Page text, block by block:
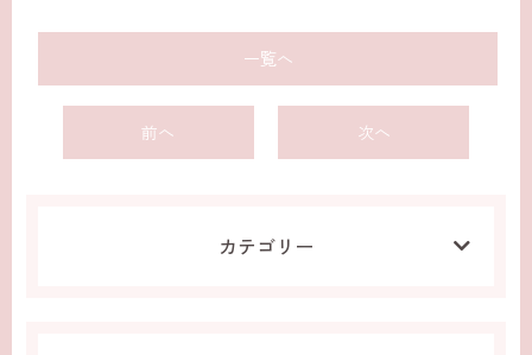
前へ
一覧へ
次へ
カテゴリー